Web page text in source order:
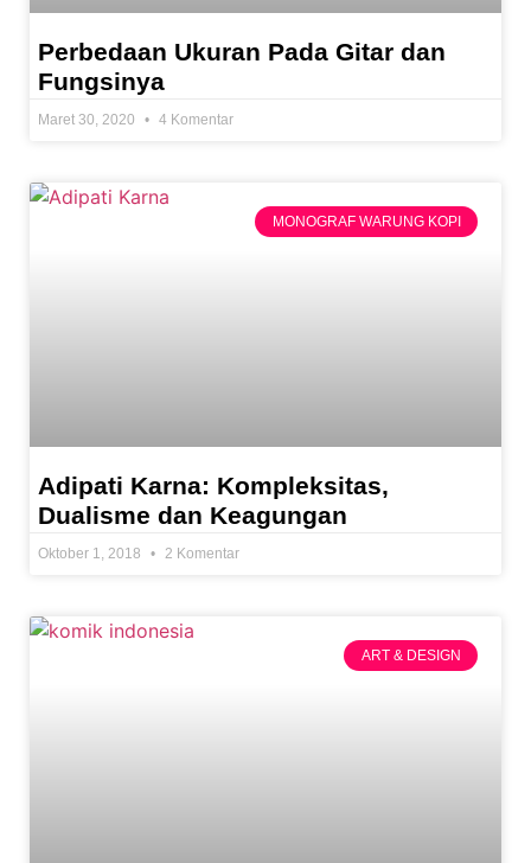
Perbedaan Ukuran Pada Gitar dan
Fungsinya
Maret 30, 2020 4 Komentar
MONOGRAF WARUNG KOPI
Adipati Karna: Kompleksitas,
Dualisme dan Keagungan
Oktober 1, 2018 2 Komentar
ART & DESIGN